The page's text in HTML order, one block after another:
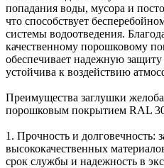
попадания воды, мусора и
что способствует
системы водоотведения.
качественному порошковому
обеспечивает надежную
устойчива к воздействию
Преимущества заглушки
порошковым покрытием RAL
1. Прочность и долговечность:
высококачественных
срок службы и надежность в